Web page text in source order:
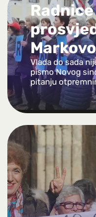
Vlada do sada
pismo Novog
pitanju